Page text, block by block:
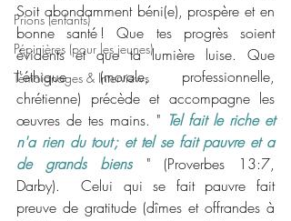
Prions (enfants)
Pépinières (pour les jeunes)
Témoignages & Interviews
Soit abondamment béni(e), prospère et en
bonne santé ! Que tes progrès soient
évidents et que ta lumière luise. Que
l'éthique (morale, professionnelle,
chrétienne) précède et accompagne les
œuvres de tes mains. " Tel fait le riche et
n'a rien du tout ; et tel se fait pauvre et a
de grands biens " (Proverbes 13:7,
Darby).  Celui qui se fait pauvre fait
preuve de gratitude (dîmes et offrandes à